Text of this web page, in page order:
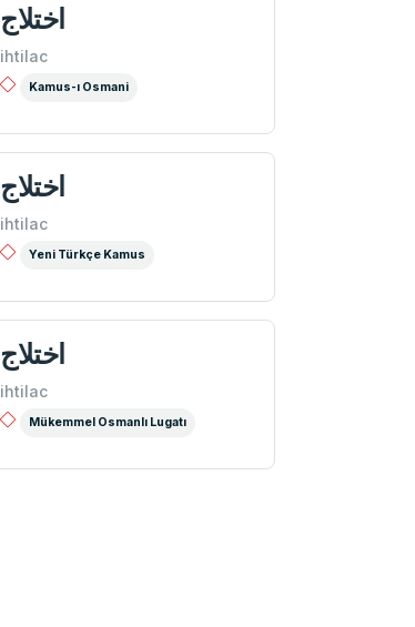
اختلاج
ihtilac
Kamus-ı Osmani
اختلاج
ihtilac
Yeni Türkçe Kamus
اختلاج
ihtilac
Mükemmel Osmanlı Lugatı